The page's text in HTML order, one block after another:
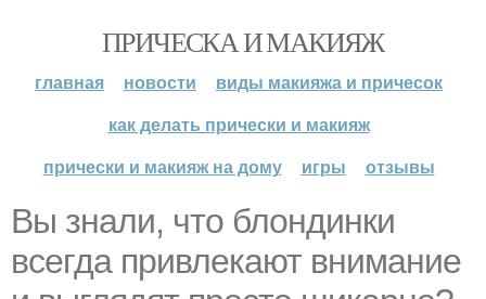
ПРИЧЕСКА И МАКИЯЖ
главная новости
виды макияжа и причесок
как делать прически и макияж
прически и макияж на дому
игры отзывы
Вы знали, что блондинки
всегда привлекают внимание